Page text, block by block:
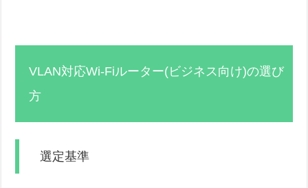
VLAN対応Wi-Fiルーター(ビジネス向け)の選び
方
選定基準